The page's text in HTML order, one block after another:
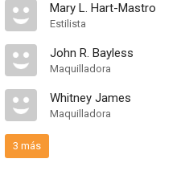
Mary L. Hart-Mastro
Estilista
John R. Bayless
Maquilladora
Whitney James
Maquilladora
3 más